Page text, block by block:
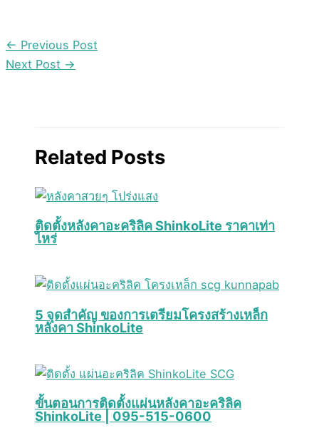
← Previous Post
Next Post →
Related Posts
ติดตั้งหลังคาอะคริลิค ShinkoLite ราคาเท่า
ไหร่
5 จุดสำคัญ ของการเตรียมโครงสร้างเหล็ก
หลังคา ShinkoLite
ขั้นตอนการติดตั้งแผ่นหลังคาอะคริลิค
ShinkoLite | 095-515-0600